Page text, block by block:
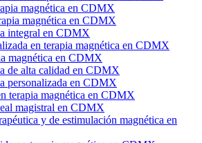
magnética en CDMX
magnética en CDMX
integral en CDMX
en terapia magnética en CDMX
magnética en CDMX
de alta calidad en CDMX
personalizada en CDMX
terapia magnética en CDMX
magistral en CDMX
y de estimulación magnética en